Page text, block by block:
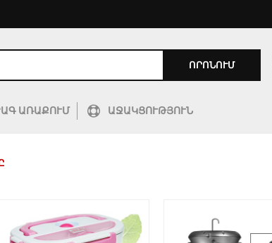
ՈՐՈՆՈՒՄ
ԱՌԱՔՈՒՄ ԱՋԱԿՑՈՒԹՅՈՒՆ